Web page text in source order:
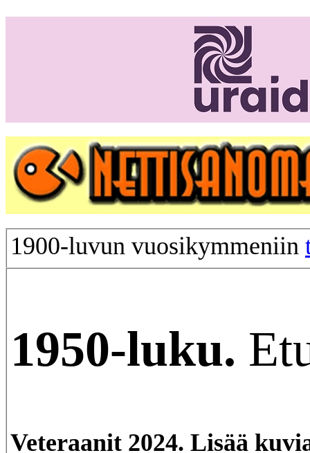
1900-luvun vuosikymmeniin
1950-luku.
Veteraanit 2024. Lisää